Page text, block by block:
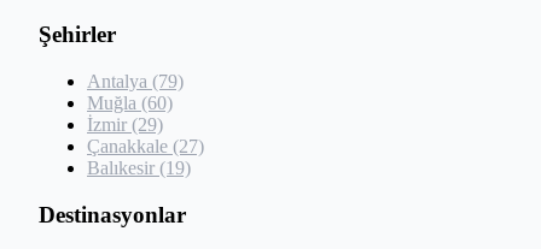
Şehirler
Antalya (79)
Muğla (60)
İzmir (29)
Çanakkale (27)
Balıkesir (19)
Destinasyonlar